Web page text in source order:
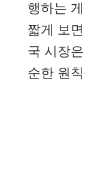
행하는
짧게 보
국 시장
순한 원